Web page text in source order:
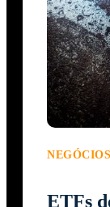
NEGÓCIOS
ETFs